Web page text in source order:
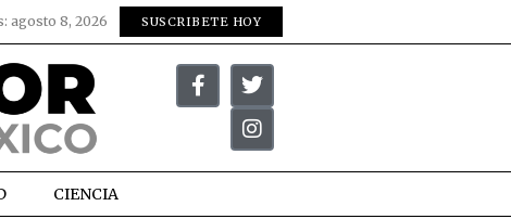
agosto 8, 2026 SUSCRIBETE HOY
CIENCIA